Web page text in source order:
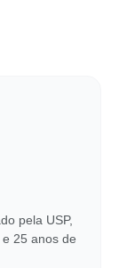
pela USP,
25 anos de